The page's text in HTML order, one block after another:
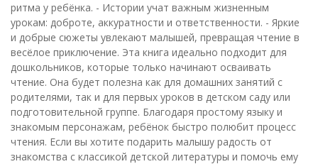
ритма у ребёнка. - Истории учат важным жизненным
урокам: доброте, аккуратности и ответственности. - Яркие
и добрые сюжеты увлекают малышей, превращая чтение в
весёлое приключение. Эта книга идеально подходит для
дошкольников, которые только начинают осваивать
чтение. Она будет полезна как для домашних занятий с
родителями, так и для первых уроков в детском саду или
подготовительной группе. Благодаря простому языку и
знакомым персонажам, ребёнок быстро полюбит процесс
чтения. Если вы хотите подарить малышу радость от
знакомства с классикой детской литературы и помочь ему